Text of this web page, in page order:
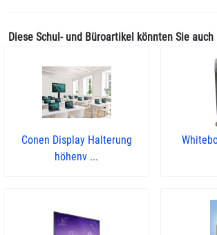
Diese Schul- und Büroartikel könnten Sie
Conen Display Halterung
höhenv ...